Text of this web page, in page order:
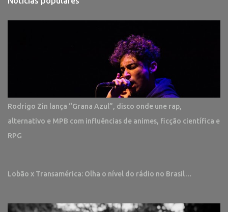
Rodrigo Zin lança “Grana Azul”, disco onde une rap,
alternativo e MPB com influências de animes, ficção científica e
RPG
Lobão x Transamérica: Olha o nível do rádio no Brasil…